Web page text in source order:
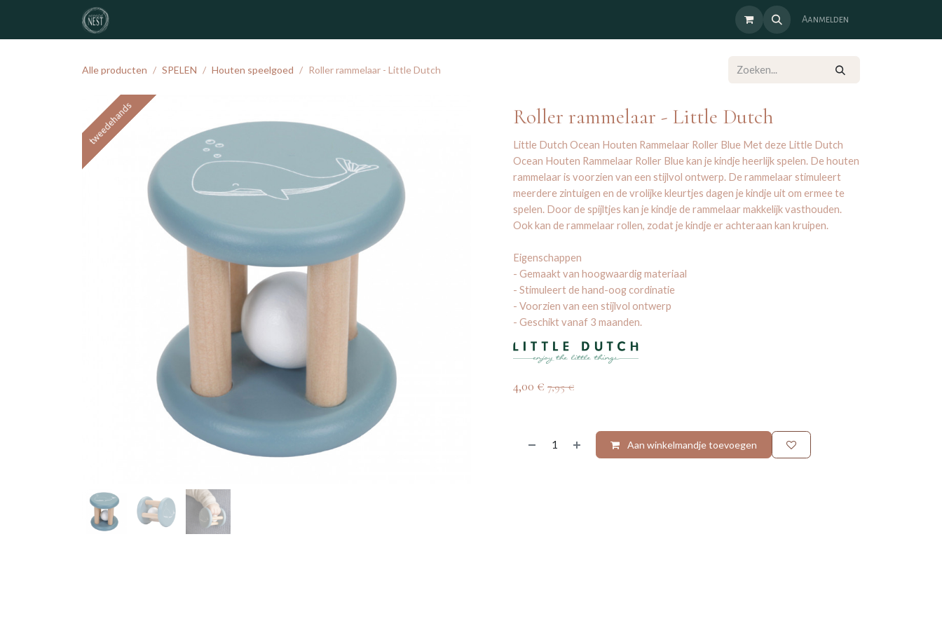
Overslaan naar inhoud
Aanmelden
Alle producten SPELEN Houten speelgoed Roller rammelaar - Little Dutch
tweedehands
tweedehands Roller rammelaar - Little Dutch
Little Dutch Ocean Houten Rammelaar Roller Blue Met deze Little Dutch
Ocean Houten Rammelaar Roller Blue kan je kindje heerlijk spelen. De houten
rammelaar is voorzien van een stijlvol ontwerp. De rammelaar stimuleert
meerdere zintuigen en de vrolijke kleurtjes dagen je kindje uit om ermee te
spelen. Door de spijltjes kan je kindje de rammelaar makkelijk vasthouden.
Ook kan de rammelaar rollen, zodat je kindje er achteraan kan kruipen.
Eigenschappen
- Gemaakt van hoogwaardig materiaal
- Stimuleert de hand-oog cordinatie
- Voorzien van een stijlvol ontwerp
- Geschikt vanaf 3 maanden.
4,00 € 7,95€
Aan winkelmandje toevoegen